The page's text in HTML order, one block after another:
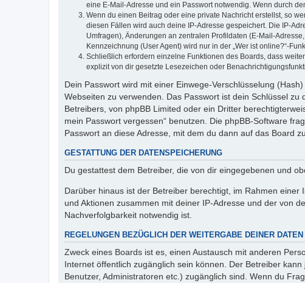
eine E-Mail-Adresse und ein Passwort notwendig. Wenn durch
Wenn du einen Beitrag oder eine private Nachricht erstellst, so
diesen Fällen wird auch deine IP-Adresse gespeichert. Die IP-
Umfragen), Änderungen an zentralen Profildaten (E-Mail-
Kennzeichnung (User Agent) wird nur in der „Wer ist online?“-
Schließlich erfordern einzelne Funktionen des Boards, dass
explizit von dir gesetzte Lesezeichen oder
Dein Passwort wird mit einer Einwege-Verschlüsselung
Webseiten zu verwenden. Das Passwort ist dein Schlüssel
Betreibers, von phpBB Limited oder ein Dritter
mein Passwort vergessen“ benutzen. Die phpBB-Software
Passwort an diese Adresse, mit dem du dann auf das Board
GESTATTUNG DER DATENSPEICHERUNG
Du gestattest dem Betreiber, die von dir eingegebenen und
Darüber hinaus ist der Betreiber berechtigt, im Rahmen
und Aktionen zusammen mit deiner IP-Adresse und der von
Nachverfolgbarkeit notwendig ist.
REGELUNGEN BEZÜGLICH DER WEITERGABE DEINER DATEN
Zweck eines Boards ist es, einen Austausch mit anderen
Internet öffentlich zugänglich sein können. Der Betreiber
Benutzer, Administratoren etc.) zugänglich sind. Wenn du